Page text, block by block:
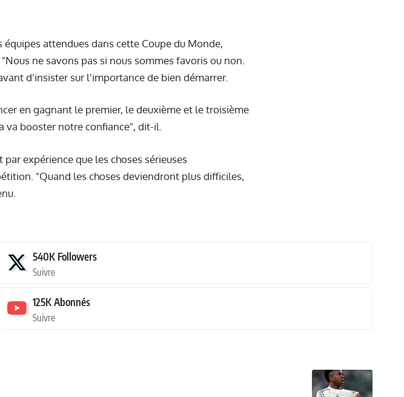
attendues dans cette Coupe du Monde,
ne savons pas si nous sommes favoris ou non.
d'insister sur l'importance de bien démarrer.
en gagnant le premier, le deuxième et le troisième
va booster notre confiance", dit-il.
expérience que les choses sérieuses
"Quand les choses deviendront plus difficiles,
540K Followers
Suivre
125KAbonnés
Suivre